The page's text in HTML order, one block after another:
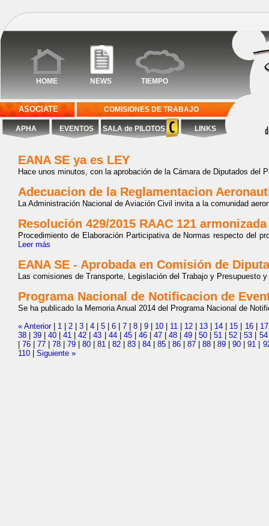
HOME NEWS TIEMPO
ASOCIATE COMISIONES DE TRABAJO
APHA EVENTOS SALA de PILOTOS LINKS
EANA SE ya es LEY
Hace unos minutos, con la aprobación de la Cámara de Diputados
Adecuacion de la Reglamentacion
La Administración Nacional de Aviación Civil invita a la comunidad
Resolución 429/2015 RAAC 121
Procedimiento de Elaboración Participativa de Normas respecto del
Leer más
EANA SE - Aprobada en Comisión de
Las comisiones de Transporte, Legislación del Trabajo y Presupuesto
Programa Nacional de Notificacion de
Se ha publicado la Memoria Anual 2014 del Programa Nacional de
« Anterior| 1 |2 |3 |4 |5 |6 |7 |8 |9 10 11 12 13 14 15 16| 17
38 |39 |40 |41 |42 |43 44| 45| 46| 47| 48|49 |50 |51 |52 |53 54
|76 |77 |78 |79 |80 |81 |82 |83 |84 |85 |86 |87 |88 |89 |90 |91
110
Siguiente »